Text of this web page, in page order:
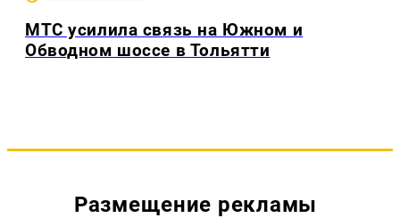
МТС усилила связь на Южном и
Обводном шоссе в Тольятти
Размещение рекламы